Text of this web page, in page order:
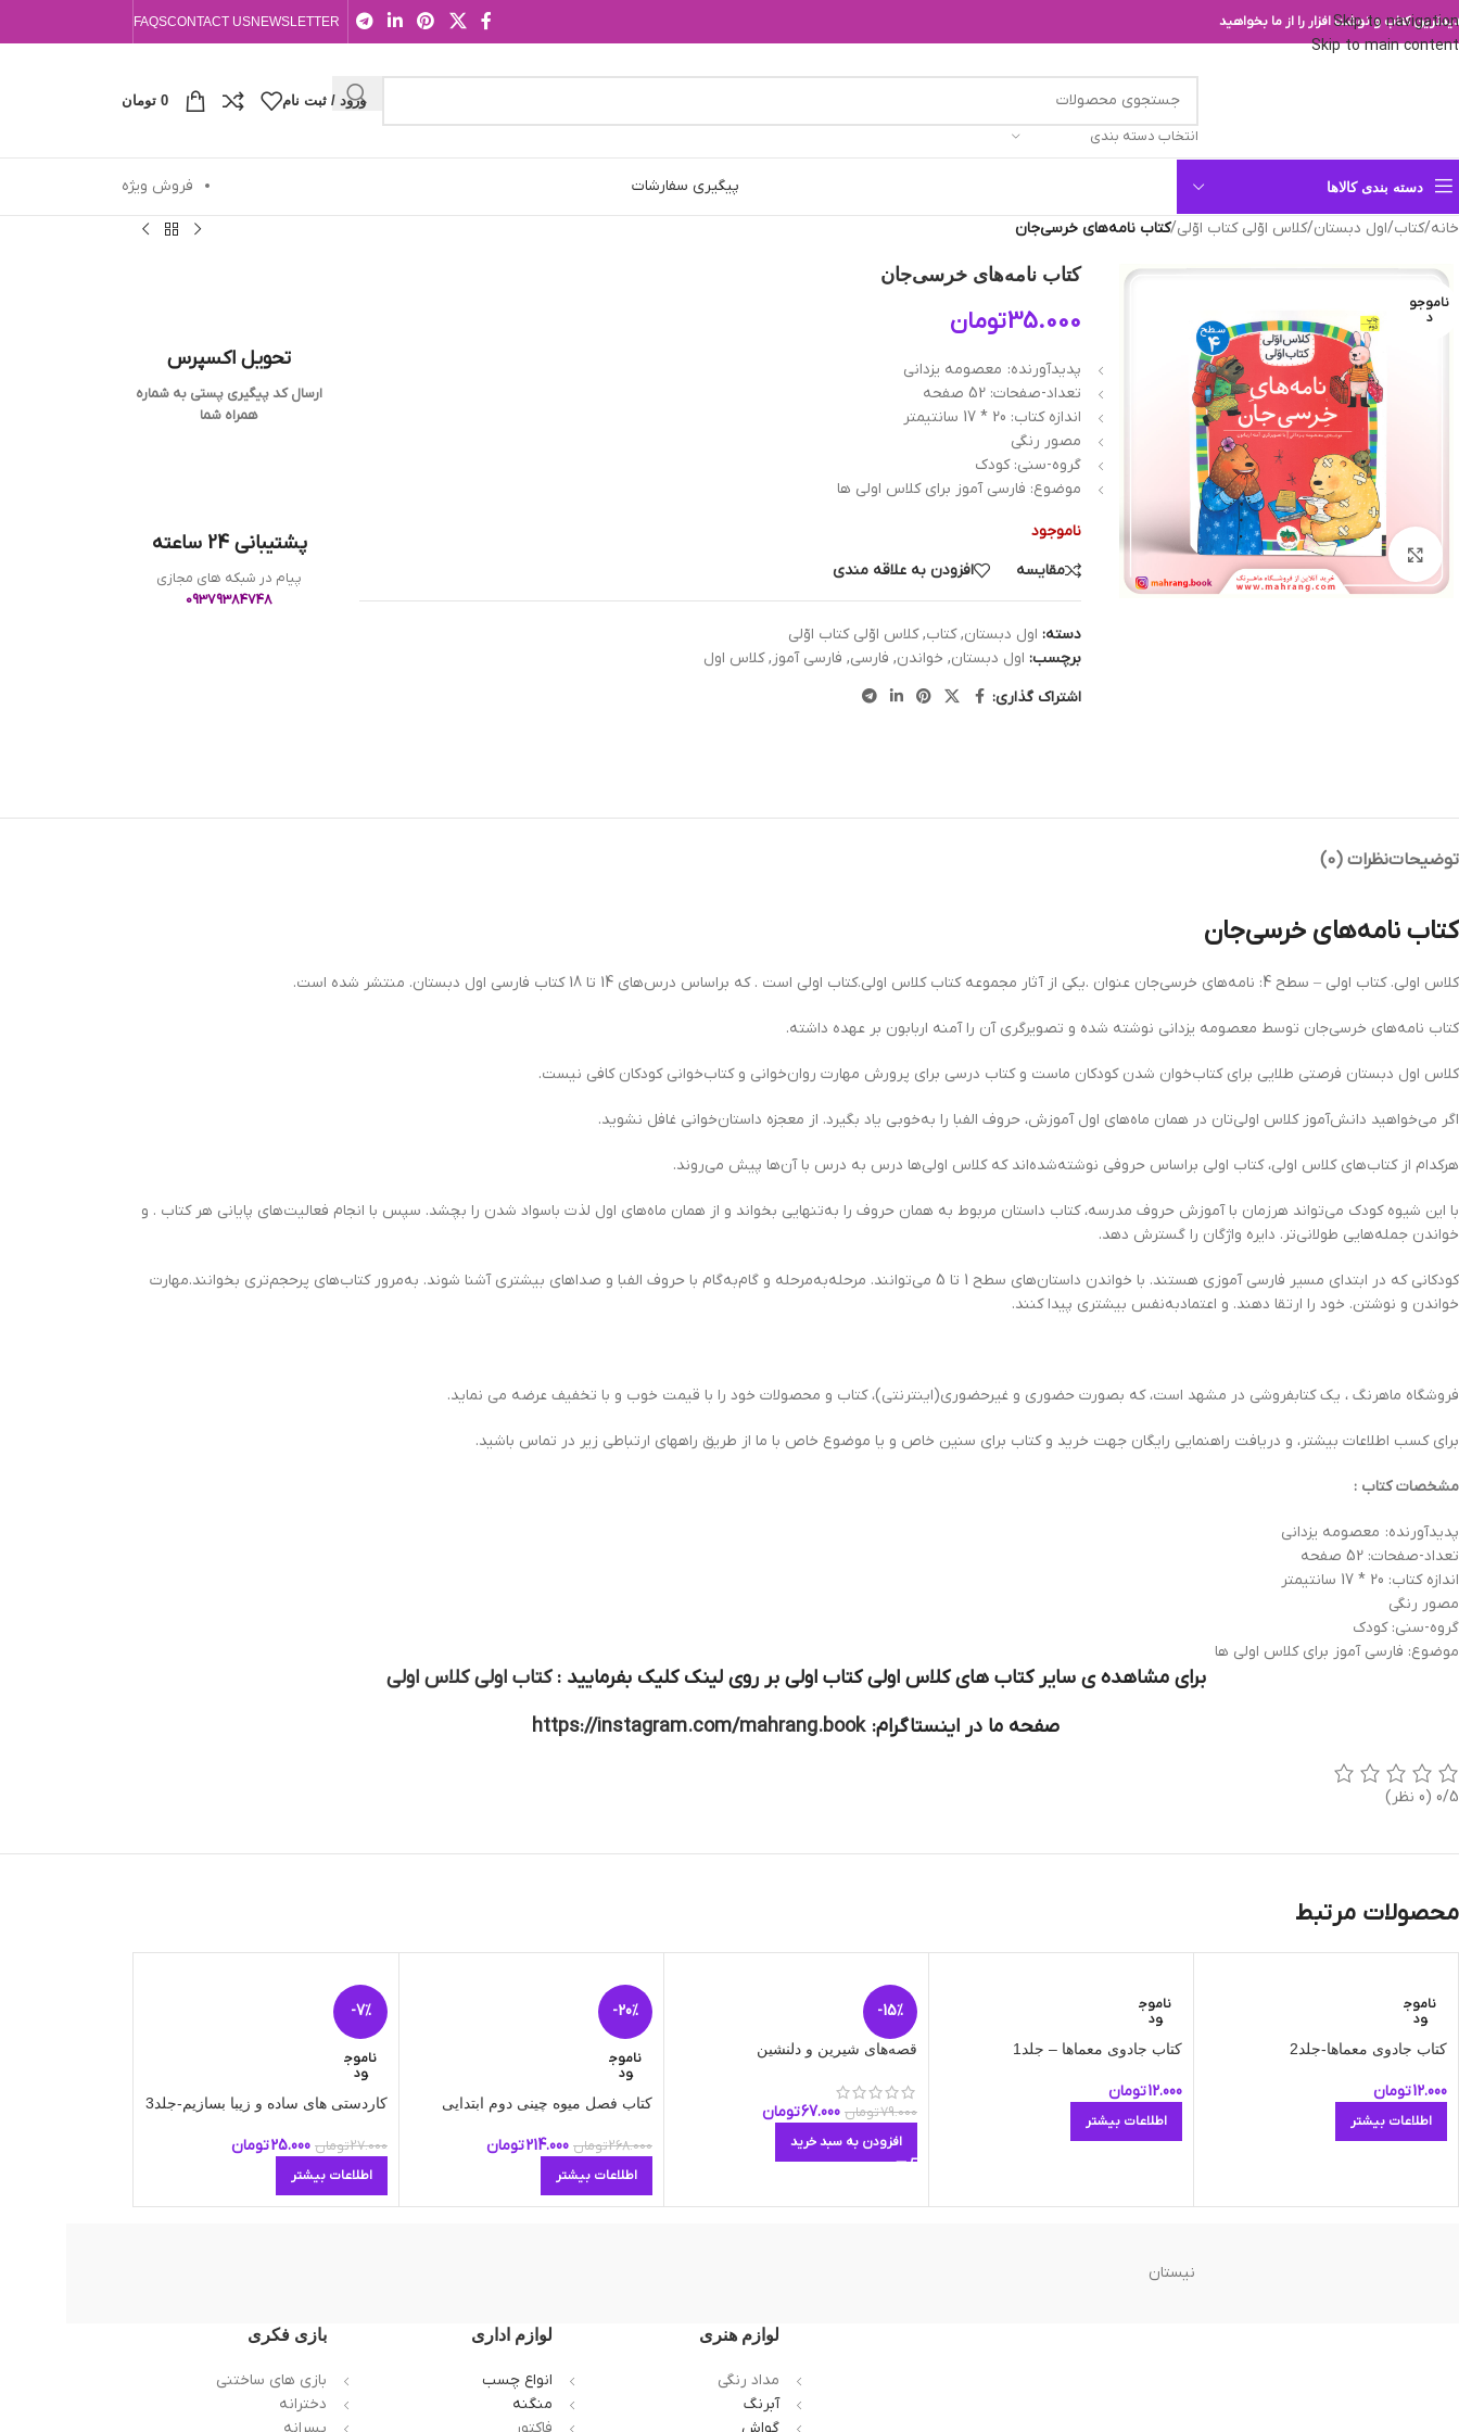
Skip to navigation
Skip to main content
کتاب و نوشت افزار را از ما بخواهید NEWSLETTER
CONTACT US
FAQS
انتخاب دسته بندی
ورود / ثبت نام 0 تومان
دسته بندی کالاها پیگیری سفارشات فروش ویژه
خانه/کتاب/اول دبستان/کلاس اوّلی کتاب اوّلی/کتاب نامه‌های خرسی‌جان
ناموجو
د
بزرگنمایی تصویر
کتاب نامه‌های خرسی‌جان
35.000تومان
پدیدآورنده: معصومه یزدانی
تعداد-صفحات: 52 صفحه
اندازه کتاب: 20 * 17 سانتیمتر
مصور رنگی
گروه-سنی: کودک
موضوع: فارسی آموز برای کلاس اولی ها
ناموجود
مقایسه
افزودن به علاقه مندی
دسته: اول دبستان, کتاب, کلاس اوّلی کتاب اوّلی
برچسب: اول دبستان, خواندن, فارسی, فارسی آموز, کلاس اول
اشتراک گذاری:
تحویل اکسپرس
ارسال کد پیگیری پستی به شماره
همراه شما
پشتیبانی 24 ساعته
پیام در شبکه های مجازی
09379384748
توضیحاتنظرات (0)
کتاب نامه‌های خرسی‌جان
کلاس اولی. کتاب اولی – سطح 4: نامه‌های خرسی‌جان عنوان .یکی از آثار مجموعه کتاب کلاس اولی.کتاب اولی است . که براساس درس‌های 14 تا 18 کتاب فارسی اول دبستان. منتشر شده است.
کتاب نامه‌های خرسی‌جان توسط معصومه یزدانی نوشته شده و تصویرگری آن را آمنه اربابون بر عهده داشته.
کلاس اول دبستان فرصتی طلایی برای کتاب‌خوان شدن کودکان ماست و کتاب درسی برای پرورش مهارت روان‌خوانی و کتاب‌خوانی کودکان کافی نیست.
اگر می‌خواهید دانش‌آموز کلاس اولی‌تان در همان ماه‌های اول آموزش، حروف الفبا را به‌خوبی یاد بگیرد. از معجزه داستان‌خوانی غافل نشوید.
هرکدام از کتاب‌های کلاس اولی، کتاب اولی براساس حروفی نوشته‌شده‌اند که کلاس اولی‌ها درس به درس با آن‌ها پیش می‌روند.
با این شیوه کودک می‌تواند هر‌زمان با آموزش حروف مدرسه، کتاب داستان مربوط به همان حروف را به‌تنهایی بخواند و از همان ماه‌های اول لذت باسواد شدن را بچشد. سپس با انجام فعالیت‌های پایانی هر کتاب . و
خواندن جمله‌هایی طولانی‌تر. دایره واژگان را گسترش دهد.
کودکانی که در ابتدای مسیر فارسی آموزی هستند. با خواندن داستان‌های سطح 1 تا 5 می‌توانند. مرحله‌به‌مرحله و گام‌به‌گام با حروف الفبا و صداهای بیشتری آشنا شوند. به‌مرور کتاب‌های پرحجم‌تری بخوانند.مهارت
خواندن و نوشتن. خود را ارتقا دهند. و اعتمادبه‌نفس بیشتری پیدا کنند.
فروشگاه ماهرنگ ، یک کتابفروشی در مشهد است، که بصورت حضوری و غیرحضوری(اینترنتی)، کتاب و محصولات خود را با قیمت خوب و با تخفیف عرضه می نماید.
برای کسب اطلاعات بیشتر، و دریافت راهنمایی رایگان جهت خرید و کتاب برای سنین خاص و یا موضوع خاص با ما از طریق راههای ارتباطی زیر در تماس باشید.
مشخصات کتاب :
پدیدآورنده: معصومه یزدانی
تعداد-صفحات: 52 صفحه
اندازه کتاب: 20 * 17 سانتیمتر
مصور رنگی
گروه-سنی: کودک
موضوع: فارسی آموز برای کلاس اولی ها
برای مشاهده ی سایر کتاب های کلاس اولی کتاب اولی بر روی لینک کلیک بفرمایید :کتاب اولی کلاس اولی
صفحه ما در اینستاگرام:https://instagram.com/mahrang.book
0/5 (0 نظر)
محصولات مرتبط
ناموج
ود
کتاب جادوی معماها-جلد2
12.000تومان
اطلاعات بیشتر
ناموج
ود
کتاب جادوی معماها – جلد1
12.000تومان
اطلاعات بیشتر
-15%
قصه‌های شیرین و دلنشین
79.000تومان 67.000تومان
افزودن به سبد خرید
-20%
ناموج
ود
کتاب فصل میوه چینی دوم ابتدایی
268.000تومان 214.000تومان
اطلاعات بیشتر
-7%
ناموج
ود
کاردستی های ساده و زیبا بسازیم-جلد3
27.000تومان 25.000تومان
اطلاعات بیشتر
نیستان
لوازم هنری
مداد رنگی
آبرنگ
لوازم اداری
انواع چسب
منگنه
بازی فکری
بازی های ساختنی
دخترانه